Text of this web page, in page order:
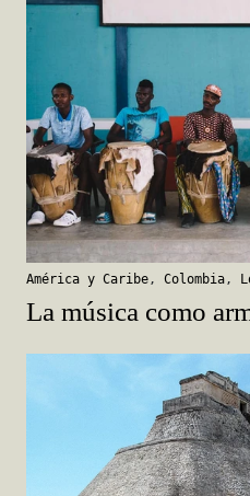
América y Caribe , Colombia ,
La música como